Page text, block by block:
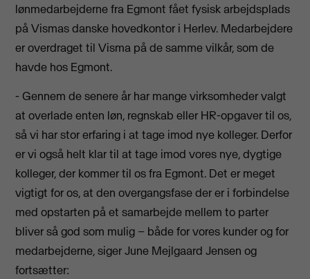
lønmedarbejderne fra Egmont fået fysisk arbejdsplads
på Vismas danske hovedkontor i Herlev. Medarbejdere
er overdraget til Visma på de samme vilkår, som de
havde hos Egmont.
- Gennem de senere år har mange virksomheder valgt
at overlade enten løn, regnskab eller HR-opgaver til os,
så vi har stor erfaring i at tage imod nye kolleger. Derfor
er vi også helt klar til at tage imod vores nye, dygtige
kolleger, der kommer til os fra Egmont. Det er meget
vigtigt for os, at den overgangsfase der er i forbindelse
med opstarten på et samarbejde mellem to parter
bliver så god som mulig – både for vores kunder og for
medarbejderne, siger June Mejlgaard Jensen og
fortsætter: